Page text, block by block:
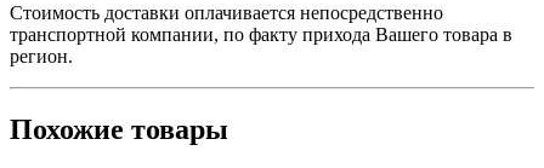
Стоимость доставки оплачивается непосредственно
транспортной компании, по факту прихода Вашего товара в
регион.
Похожие товары